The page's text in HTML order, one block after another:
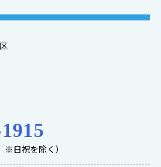
※日祝を除く）